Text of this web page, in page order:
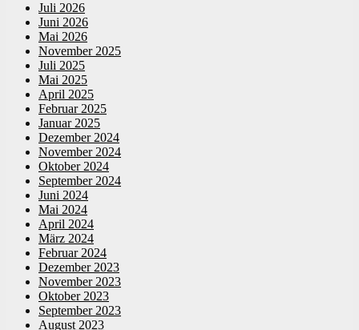
Juli 2026
Juni 2026
Mai 2026
November 2025
Juli 2025
Mai 2025
April 2025
Februar 2025
Januar 2025
Dezember 2024
November 2024
Oktober 2024
September 2024
Juni 2024
Mai 2024
April 2024
März 2024
Februar 2024
Dezember 2023
November 2023
Oktober 2023
September 2023
August 2023